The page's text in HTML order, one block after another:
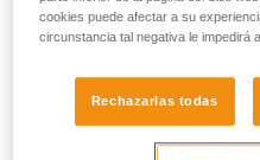
Ejemplo de
cookies puede afectar a su
circunstancia tal negativa le impedirá
Rechazarlas todas